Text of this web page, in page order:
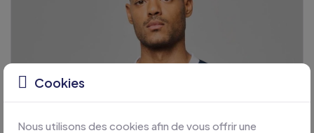
Cookies
Nous utilisons des cookies afin de vous offrir une